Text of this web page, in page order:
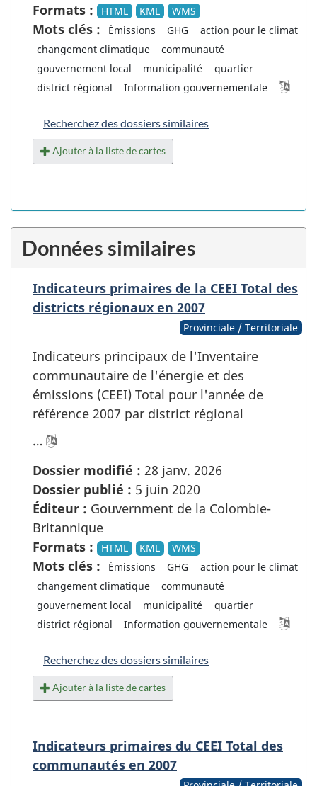
Formats :
HTML KML WMS
Mots clés : Émissions GHG
action pour le climat
changement climatique
communauté
gouvernement local
municipalité
quartier
district régional
Information gouvernementale
Recherchez des dossiers similaires
Ajouter à la liste de cartes
Données similaires
Indicateurs primaires de la CEEI Total des
districts régionaux en 2007
Provinciale / Territoriale
Indicateurs principaux de l'Inventaire
communautaire de l'énergie et des
émissions (CEEI) Total pour l'année de
référence 2007 par district régional
…
Dossier modifié : 28 janv. 2026
Dossier publié : 5 juin 2020
Éditeur : Gouvernment de la Colombie-
Britannique
Formats :
HTML KML WMS
Mots clés : Émissions GHG
action pour le climat
changement climatique
communauté
gouvernement local
municipalité
quartier
district régional
Information gouvernementale
Recherchez des dossiers similaires
Ajouter à la liste de cartes
Indicateurs primaires du CEEI Total des
communautés en 2007